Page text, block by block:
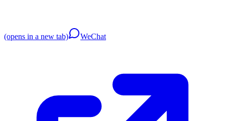
(opens in a new tab) WeChat